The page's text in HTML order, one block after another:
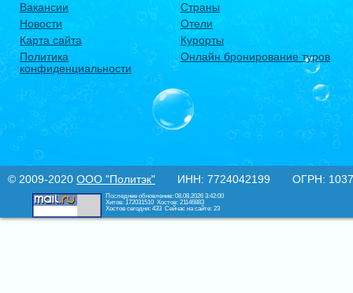
Вакансии
Новости
Карта сайта
Политика
конфиденциальности
Страны
Отели
Курорты
Онлайн бронирование туров
© 2009-2020 ООО "Политэк" ИНН: 7724042199 ОГРН:
Последнее обновление: 08.08.2026 3:42:00
Хитов: 172031510 Хостов: 21146883
Хостов сегодня: 433 Сейчас на сайте: 23